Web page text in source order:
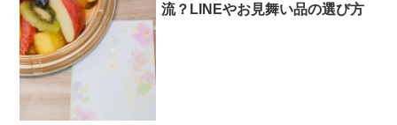
流？LINEやお見舞い品の選び方